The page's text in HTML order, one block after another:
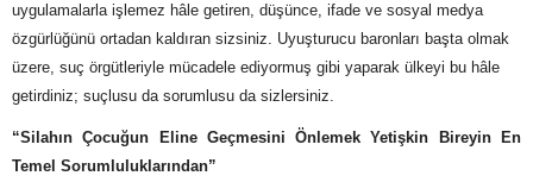
uygulamalarla işlemez hâle getiren, düşünce, ifade ve sosyal medya
özgürlüğünü ortadan kaldıran sizsiniz. Uyuşturucu baronları başta olmak
üzere, suç örgütleriyle mücadele ediyormuş gibi yaparak ülkeyi bu hâle
getirdiniz; suçlusu da sorumlusu da sizlersiniz.
“Silahın Çocuğun Eline Geçmesini Önlemek Yetişkin Bireyin En
Temel Sorumluluklarından”